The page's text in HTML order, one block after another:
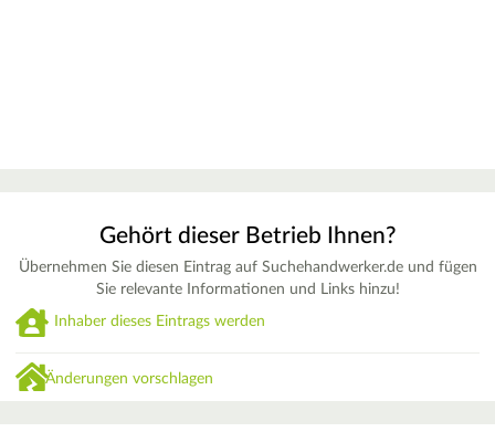
Gehört dieser Betrieb Ihnen?
Übernehmen Sie diesen Eintrag auf Suchehandwerker.de und fügen
Sie relevante Informationen und Links hinzu!
Inhaber dieses Eintrags werden
Änderungen vorschlagen